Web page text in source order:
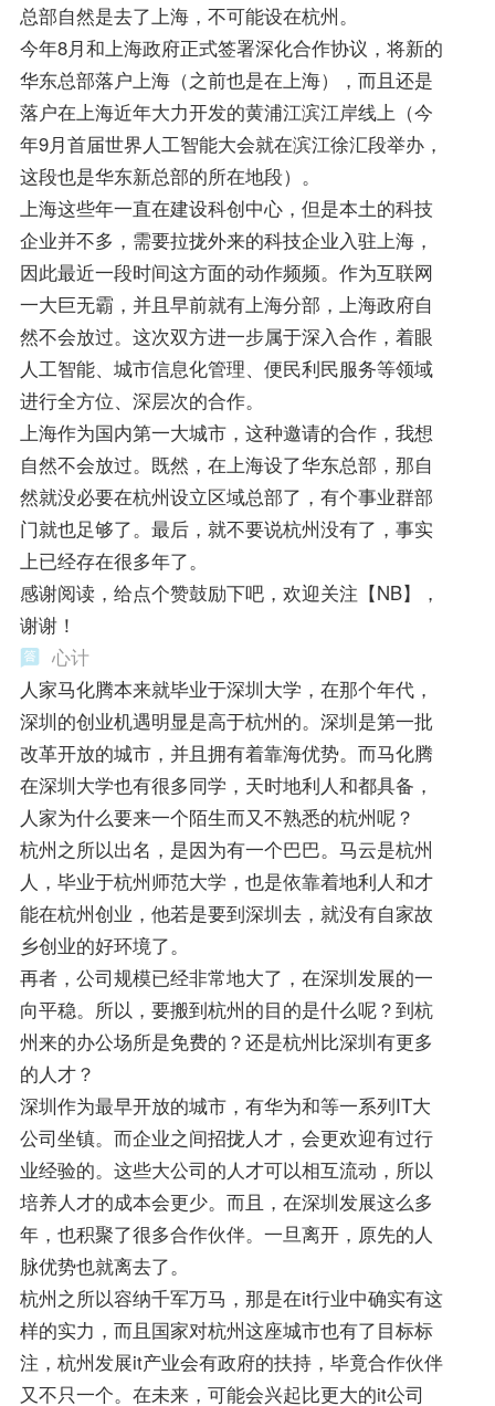
总部自然是去了上海，不可能设在杭州。
今年8月和上海政府正式签署深化合作协议，将新的
华东总部落户上海（之前也是在上海），而且还是
落户在上海近年大力开发的黄浦江滨江岸线上（今
年9月首届世界人工智能大会就在滨江徐汇段举办，
这段也是华东新总部的所在地段）。
上海这些年一直在建设科创中心，但是本土的科技
企业并不多，需要拉拢外来的科技企业入驻上海，
因此最近一段时间这方面的动作频频。作为互联网
一大巨无霸，并且早前就有上海分部，上海政府自
然不会放过。这次双方进一步属于深入合作，着眼
人工智能、城市信息化管理、便民利民服务等领域
进行全方位、深层次的合作。
上海作为国内第一大城市，这种邀请的合作，我想
自然不会放过。既然，在上海设了华东总部，那自
然就没必要在杭州设立区域总部了，有个事业群部
门就也足够了。最后，就不要说杭州没有了，事实
上已经存在很多年了。
感谢阅读，给点个赞鼓励下吧，欢迎关注【NB】，
谢谢！
心计
人家马化腾本来就毕业于深圳大学，在那个年代，
深圳的创业机遇明显是高于杭州的。深圳是第一批
改革开放的城市，并且拥有着靠海优势。而马化腾
在深圳大学也有很多同学，天时地利人和都具备，
人家为什么要来一个陌生而又不熟悉的杭州呢？
杭州之所以出名，是因为有一个巴巴。马云是杭州
人，毕业于杭州师范大学，也是依靠着地利人和才
能在杭州创业，他若是要到深圳去，就没有自家故
乡创业的好环境了。
再者，公司规模已经非常地大了，在深圳发展的一
向平稳。所以，要搬到杭州的目的是什么呢？到杭
州来的办公场所是免费的？还是杭州比深圳有更多
的人才？
深圳作为最早开放的城市，有华为和等一系列IT大
公司坐镇。而企业之间招拢人才，会更欢迎有过行
业经验的。这些大公司的人才可以相互流动，所以
培养人才的成本会更少。而且，在深圳发展这么多
年，也积聚了很多合作伙伴。一旦离开，原先的人
脉优势也就离去了。
杭州之所以容纳千军万马，那是在it行业中确实有这
样的实力，而且国家对杭州这座城市也有了目标标
注，杭州发展it产业会有政府的扶持，毕竟合作伙伴
又不只一个。在未来，可能会兴起比更大的it公司